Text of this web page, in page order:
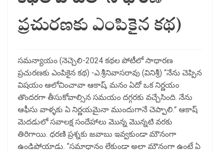
ప్రచురణకు ఎంపికైన కథ)
సమన్యాయం (నెచ్చెలి-2024 కథల పోటీలో సాధారణ
ప్రచురణకు ఎంపికైన కథ) -ఎ.శ్రీనివాసరావు (వినిశ్రీ) “నేను చెప్పిన
విషయం ఆలోచించావా ఆకాష్, మనం ఏదో ఒక నిర్ణయం
తొందరగా తీసుకోవాల్సిన సమయం దగ్గరకు వచ్చేసింది. నేను
ఆఫీసు వాళ్ళకు ఏ నిర్ణయమైనా ముందుగానే చెప్పాలి.” ఆకాష్
మెదడులో సవాలక్ష సందేహాలు మొన్న మొన్నటి వరకు
తిరిగాయి. ధరణి ప్రశ్నకు జవాబు ఇవ్వకుండా మౌనంగా
ఉండిపోయాడు. “సమాధానం లేకుండా అలా మౌనంగా ఉంటే ఏ